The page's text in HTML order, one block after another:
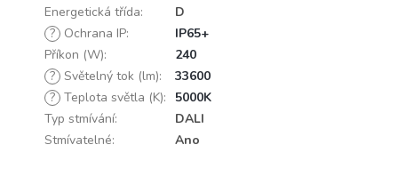
Energetická třída:
D
? Ochrana IP:
IP65+
Příkon (W):
240
? Světelný tok (lm):
33600
? Teplota světla (K):
5000K
Typ stmívání:
DALI
Stmívatelné: Ano